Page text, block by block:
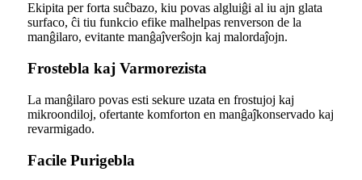
Ekipita per forta suĉbazo, kiu povas algluiĝi al iu ajn glata
surfaco, ĉi tiu funkcio efike malhelpas renverson de la
manĝilaro, evitante manĝaĵverŝojn kaj malordaĵojn.
Frostebla kaj Varmorezista
La manĝilaro povas esti sekure uzata en frostujoj kaj
mikroondiloj, ofertante komforton en manĝaĵkonservado kaj
revarmigado.
Facile Purigebla